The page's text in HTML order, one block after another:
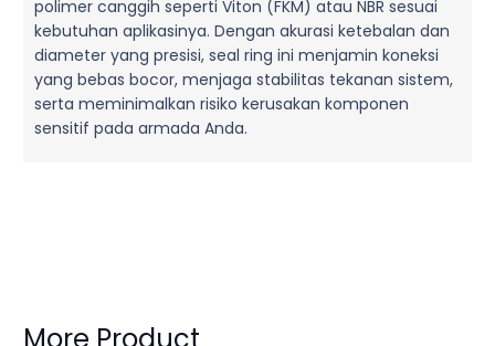
polimer canggih seperti Viton (FKM) atau NBR sesuai
kebutuhan aplikasinya. Dengan akurasi ketebalan dan
diameter yang presisi, seal ring ini menjamin koneksi
yang bebas bocor, menjaga stabilitas tekanan sistem,
serta meminimalkan risiko kerusakan komponen
sensitif pada armada Anda.